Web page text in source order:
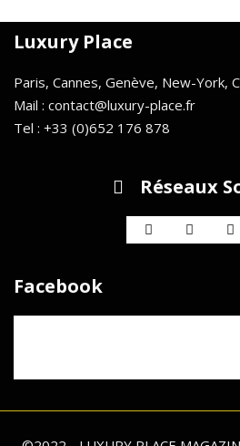
Luxury Place
Paris, Cannes, Genève, New-York,
Mail : contact@luxury-place.fr
Tel : +33 (0)652 176 878
Réseaux
Facebook